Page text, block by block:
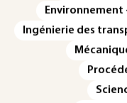
Environnement
Ingénierie des